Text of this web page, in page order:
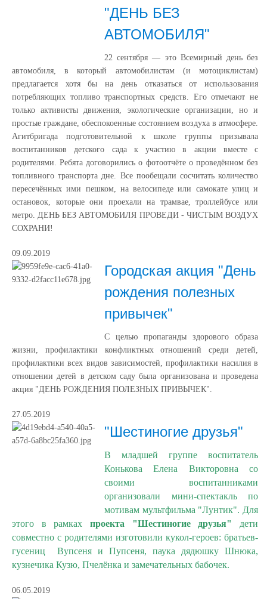
"ДЕНЬ БЕЗ
АВТОМОБИЛЯ"
22 сентября — это Всемирный день без
автомобиля, в который автомобилистам (и мотоциклистам)
предлагается хотя бы на день отказаться от использования
потребляющих топливо транспортных средств. Его отмечают не
только активисты движения, экологические организации, но и
простые граждане, обеспокоенные состоянием воздуха в атмосфере.
Агитбригада подготовительной к школе группы призывала
воспитанников детского сада к участию в акции вместе с
родителями. Ребята договорились о фотоотчёте о проведённом без
топливного транспорта дне. Все пообещали сосчитать количество
пересечённых ими пешком, на велосипеде или самокате улиц и
остановок, которые они проехали на трамвае, троллейбусе или
метро. ДЕНЬ БЕЗ АВТОМОБИЛЯ ПРОВЕДИ - ЧИСТЫМ ВОЗДУХ
СОХРАНИ!
09.09.2019
Городская акция "День
рождения полезных
привычек"
С целью пропаганды здорового образа
жизни, профилактики конфликтных отношений среди детей,
профилактики всех видов зависимостей, профилактики насилия в
отношении детей в детском саду была организована и проведена
акция "ДЕНЬ РОЖДЕНИЯ ПОЛЕЗНЫХ ПРИВЫЧЕК".
27.05.2019
"Шестиногие друзья"
В младшей группе воспитатель
Конькова Елена Викторовна со
своими воспитанниками
организовали мини-спектакль по
мотивам мультфильма "Лунтик". Для
этого в рамках проекта "Шестиногие друзья"
дети
совместно с родителями изготовили кукол-героев: братьев-
гусениц Вупсеня и Пупсеня, паука дядюшку Шнюка,
кузнечика Кузю, Пчелёнка и замечательных бабочек.
06.05.2019